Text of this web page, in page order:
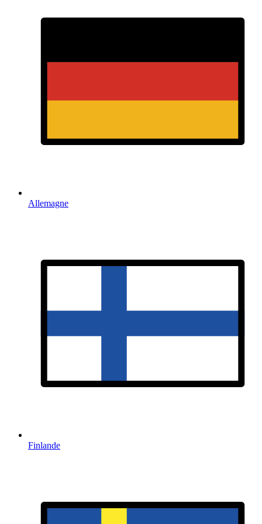
Allemagne
Finlande